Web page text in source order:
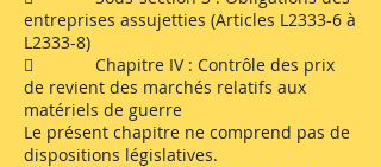
entreprises assujetties (Articles L2333-6 à
L2333-8)
 Chapitre IV : Contrôle des prix
de revient des marchés relatifs aux
matériels de guerre
Le présent chapitre ne comprend pas de
dispositions législatives.